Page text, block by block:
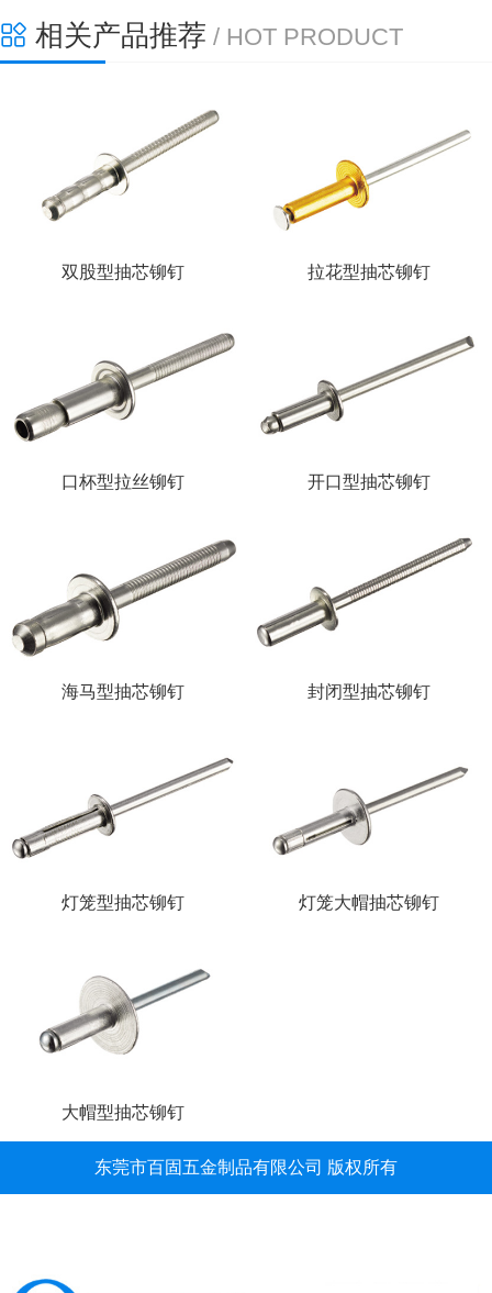
相关产品推荐 / HOT PRODUCT
双股型抽芯铆钉 拉花型抽芯铆钉
口杯型拉丝铆钉 开口型抽芯铆钉
海马型抽芯铆钉 封闭型抽芯铆钉
灯笼型抽芯铆钉 灯笼大帽抽芯铆钉
大帽型抽芯铆钉
东莞市百固五金制品有限公司 版权所有